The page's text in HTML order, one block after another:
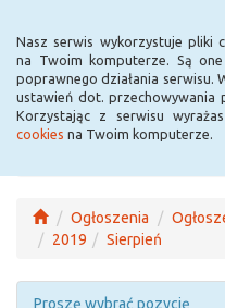
Nasz serwis wykorzystuje pliki
na Twoim komputerze. Są
poprawnego działania serwisu.
ustawień dot. przechowywania
Korzystając z serwisu
cookies na Twoim komputerze.
Ogłoszenia
2019
Sierpień
Proszę wybrać pozycję